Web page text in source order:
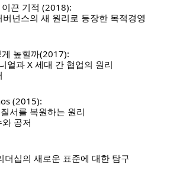
끈 기적 (2018):
넌스의 새 원리로 등장한 목적경영
높힐까(2017):
얼과 X 세대 간 협업의 원리
(2015):
서를 복원하는 원리
공저
십의 새로운 표준에 대한 탐구